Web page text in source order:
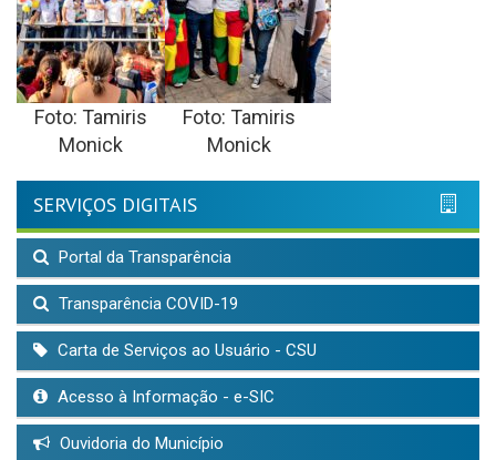
Foto: Tamiris
Monick
Foto: Tamiris
Monick
SERVIÇOS DIGITAIS
Portal da Transparência
Transparência COVID-19
Carta de Serviços ao Usuário - CSU
Acesso à Informação - e-SIC
Ouvidoria do Município